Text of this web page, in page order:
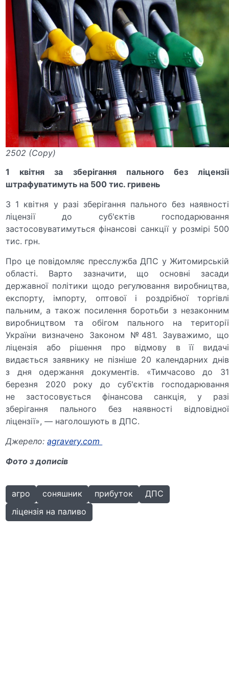
2502 (Copy)
1 квітня за зберігання пального без ліцензії
штрафуватимуть на 500 тис. гривень
З 1 квітня у разі зберігання пального без наявності
ліцензії до суб'єктів господарювання
застосовуватимуться фінансові санкції у розмірі 500
тис. грн.
Про це повідомляє пресслужба ДПС у Житомирській
області. Варто зазначити, що основні засади
державної політики щодо регулювання виробництва,
експорту, імпорту, оптової і роздрібної торгівлі
пальним, а також посилення боротьби з незаконним
виробництвом та обігом пального на території
України визначено Законом №481. Зауважимо, що
ліцензія або рішення про відмову в її видачі
видається заявнику не пізніше 20 календарних днів
з дня одержання документів. «Тимчасово до 31
березня 2020 року до суб'єктів господарювання
не застосовується фінансова санкція, у разі
зберігання пального без наявності відповідної
ліцензії», — наголошують в ДПС.
Джерело:аgravery.com
Фото з дописів
агро соняшник прибуток
ДПС
ліцензія на паливо